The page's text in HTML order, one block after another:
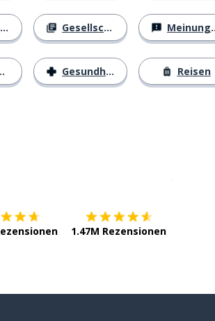
Gesellschaft
Gesundheit
Meinungen
Reisen
1.47M Rezensionen